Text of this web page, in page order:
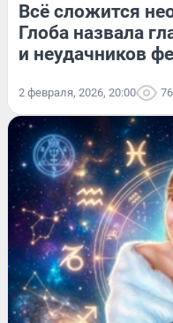
Всё сложится
Глоба назвала
и неудачников
2 февраля, 2026, 20:00